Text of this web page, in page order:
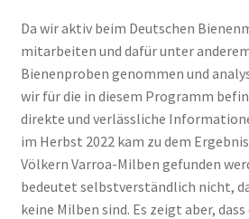
Da wir aktiv beim Deutschen
mitarbeiten und dafür unter
Bienenproben genommen und
wir für die in diesem Programm
direkte und verlässliche
im Herbst 2022 kam zu dem
Völkern Varroa-Milben gefunden
bedeutet selbstverständlich nicht,
keine Milben sind. Es zeigt aber,